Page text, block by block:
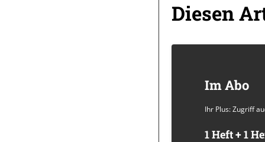
Diesen
Im Abo
Ihr Plus: Zugriff
1 Heft + 1